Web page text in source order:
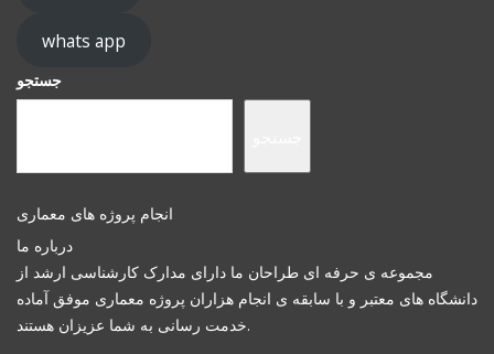
whats app
جستجو
انجام پروژه های معماری
درباره ما
مجموعه ی حرفه ای طراحان ما دارای مدارک کارشناسی ارشد از
دانشگاه های معتبر و با سابقه ی انجام هزاران پروژه معماری موفق آماده
خدمت رسانی به شما عزیزان هستند.